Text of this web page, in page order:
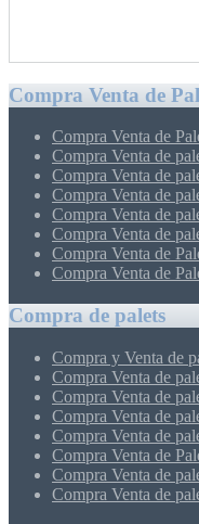
Compra Venta de
Compra Venta de
Compra Venta de
Compra Venta de
Compra Venta de
Compra Venta de
Compra Venta de
Compra Venta de
Compra Venta de
Compra de palets
Compra y Venta de
Compra Venta de
Compra Venta de
Compra Venta de
Compra Venta de
Compra Venta de
Compra Venta de
Compra Venta de